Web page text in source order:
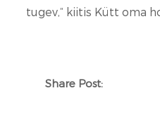
tugev,“ kiitis Kütt oma
Share Post: